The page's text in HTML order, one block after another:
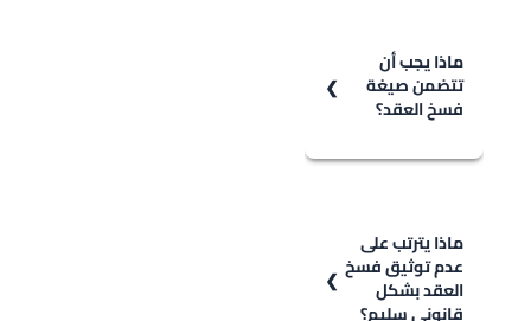
ماذا يجب أن
تتضمن صيغة
فسخ العقد؟
يجب أن تتضمن
العقد:
1. البيانات الخاصة
بأطراف العقد.
ماذا يترتب على
عدم توثيق فسخ
العقد بشكل
قانوني سليم؟